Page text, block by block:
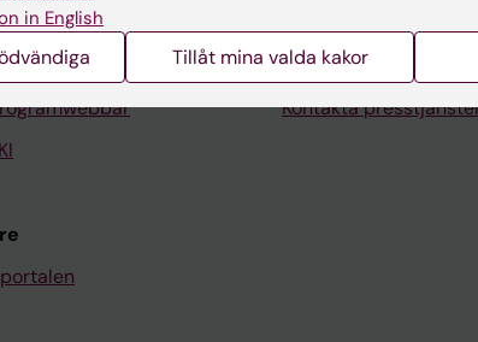
Karolinska Institutet
Kontakta
in English
Tillåt mina valda kakor